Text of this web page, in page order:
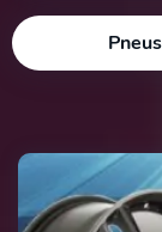
Pneus